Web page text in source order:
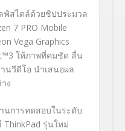
ฟ์สไตล์ด้วยชิปประมวล
7 PRO Mobile
Vega Graphics
3 ให้ภาพที่คมชัด ลื่น
นวีดีโอ นำเสนอผล
ง
นการทดสอบในระดับ
รุ่นใหม่